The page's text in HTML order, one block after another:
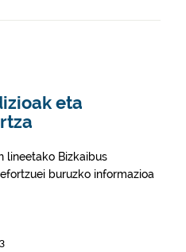
eta
lineetako Bizkaibus
buruzko informazioa